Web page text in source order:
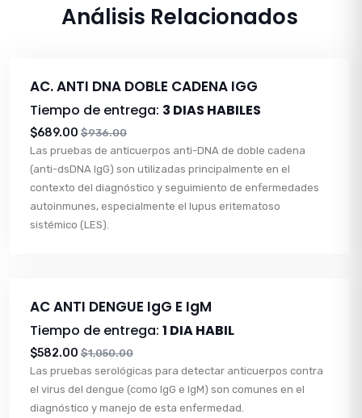
Análisis Relacionados
AC. ANTI DNA DOBLE CADENA IGG
Tiempo de entrega: 3 DIAS HABILES
$689.00 $936.00
Las pruebas de anticuerpos anti-DNA de doble cadena
(anti-dsDNA IgG) son utilizadas principalmente en el
contexto del diagnóstico y seguimiento de enfermedades
autoinmunes, especialmente el lupus eritematoso
sistémico (LES).
AC ANTI DENGUE IgG E IgM
Tiempo de entrega: 1 DIA HABIL
$582.00 $1,050.00
Las pruebas serológicas para detectar anticuerpos contra
el virus del dengue (como IgG e IgM) son comunes en el
diagnóstico y manejo de esta enfermedad.